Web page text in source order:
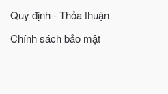
Quy định - Thỏa thuận
Chính sách bảo mật